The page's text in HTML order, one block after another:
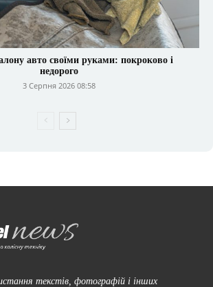
авто своїми руками: покроково і
недорого
3 Серпня 2026 08:58
текстів, фотографій і інших